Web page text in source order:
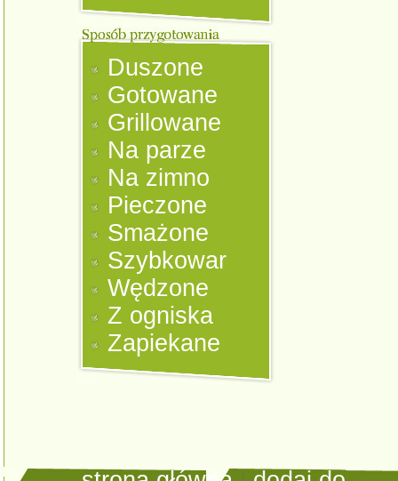
Duszone
Gotowane
Grillowane
Na parze
Na zimno
Pieczone
Smażone
Szybkowar
Wędzone
Z ogniska
Zapiekane